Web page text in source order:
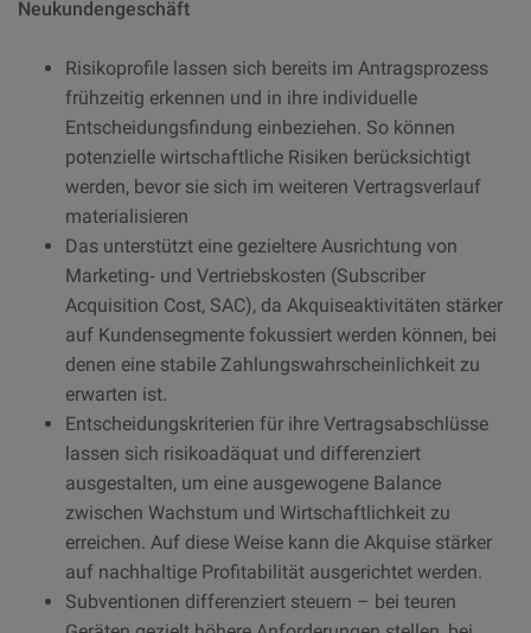
Neukundengeschäft
Risikoprofile lassen sich bereits im Antragsprozess
frühzeitig erkennen und in ihre individuelle
Entscheidungsfindung einbeziehen. So können
potenzielle wirtschaftliche Risiken berücksichtigt
werden, bevor sie sich im weiteren Vertragsverlauf
materialisieren
Das unterstützt eine gezieltere Ausrichtung von
Marketing‑ und Vertriebskosten (Subscriber
Acquisition Cost, SAC), da Akquiseaktivitäten stärker
auf Kundensegmente fokussiert werden können, bei
denen eine stabile Zahlungswahrscheinlichkeit zu
erwarten ist.
Entscheidungskriterien für ihre Vertragsabschlüsse
lassen sich risikoadäquat und differenziert
ausgestalten, um eine ausgewogene Balance
zwischen Wachstum und Wirtschaftlichkeit zu
erreichen. Auf diese Weise kann die Akquise stärker
auf nachhaltige Profitabilität ausgerichtet werden.
Subventionen differenziert steuern – bei teuren